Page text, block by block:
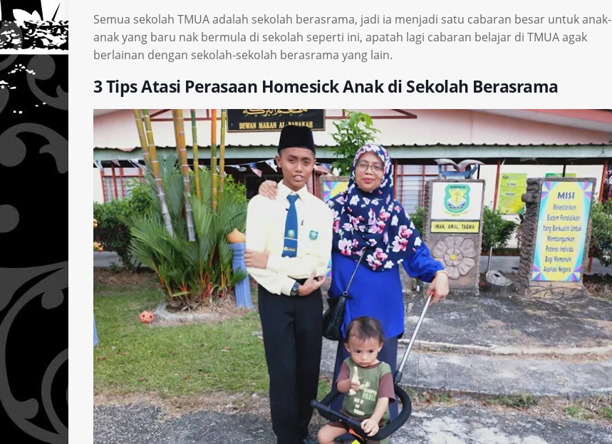
Semua sekolah TMUA adalah sekolah berasrama, jadi ia menjadi satu cabaran besar untuk anak-
anak yang baru nak bermula di sekolah seperti ini, apatah lagi cabaran belajar di TMUA agak
berlainan dengan sekolah-sekolah berasrama yang lain.
3 Tips Atasi Perasaan Homesick Anak di Sekolah Berasrama